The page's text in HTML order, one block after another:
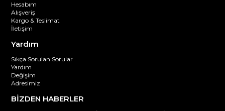
Hesabım
Alışveriş
Kargo & Teslimat
İletişim
Yardım
Sıkça Sorulan Sorular
Yardım
Değişim
Adresimiz
BİZDEN HABERLER